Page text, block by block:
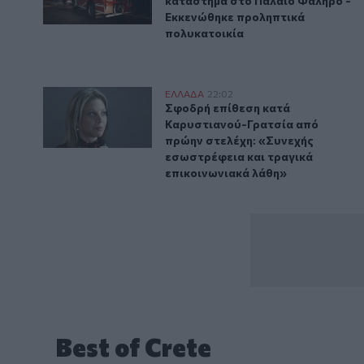
Εκκενώθηκε προληπτικά
πολυκατοικία
Σφοδρή επίθεση κατά Καρυστιανού-Γρατσία από
ΕΛΛAΔΑ 22:02
Σφοδρή επίθεση κατά
Σφοδρή επίθεση κατά
Καρυστιανού-Γρατσία από
πρώην στελέχη: «Συνεχής
εσωστρέφεια και τραγικά
επικοινωνιακά λάθη»
Best of Crete